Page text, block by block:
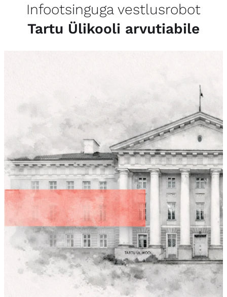
Infootsinguga vestlusrobot
Tartu Ülikooli arvutiabile